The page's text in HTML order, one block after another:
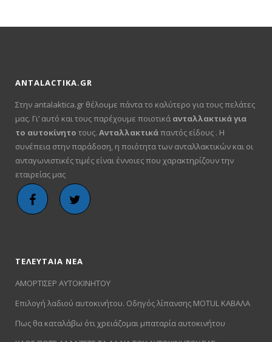
ANTALACTIKA.GR
Στην antalaktica.gr θέλουμε πάντα το καλύτερο για τους πελάτες
μας. Γι’ αυτό και τους παρέχουμε ποιοτικά ανταλλακτικά για
το αυτοκίνητο τους. Ανταλλακτικάπαντός είδους . Η
συνέπεια στην παράδοση, η ποιότητα των ανταλλακτικών και οι
ανταγωνιστικές τιμές είναι έννοιες που χαρακτηρίζουν την
εταιρείας μας
ΤΕΛΕΥΤΑΙΑ ΝΕΑ
ΑΜΟΡΤΙΣΕΡ ΑΥΤΟΚΙΝΗΤΟΥ
Επιλογή λαδιού αυτοκινήτου. Οδηγός λίπανσης MOTUL ΚΑΒΑΛΑ
Πως θα καταλάβω ότι χρειάζομαι μπαταρία αυτοκινήτου